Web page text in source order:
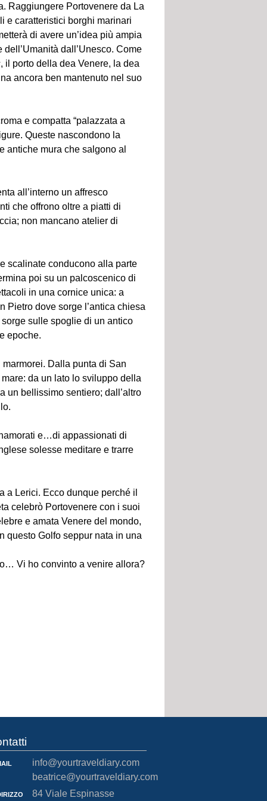
Raggiungere Portovenere da La
e caratteristici borghi marinari
di avere un’idea più ampia
dall’Unesco. Come
, il porto della dea Venere, la dea
ancora ben mantenuto nel suo
e compatta “palazzata a
Queste nascondono la
antiche mura che salgono al
all’interno un affresco
che offrono oltre a piatti di
non mancano atelier di
scalinate conducono alla parte
poi su un palcoscenico di
in una cornice unica: a
Pietro dove sorge l’antica chiesa
sulle spoglie di un antico
epoche.
Dalla punta di San
da un lato lo sviluppo della
un bellissimo sentiero; dall’altro
e…di appassionati di
solesse meditare e trarre
a Lerici. Ecco dunque perché il
celebrò Portovenere con i suoi
e amata Venere del mondo,
questo Golfo seppur nata in una
Vi ho convinto a venire allora?
info@yourtraveldiary.com
beatrice@yourtraveldiary.com
84 Viale Espinasse